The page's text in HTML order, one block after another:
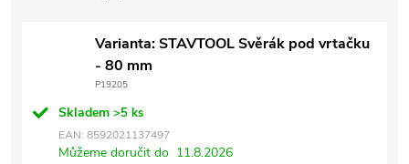
Varianta: STAVTOOL Svěrák pod vrtačku
- 80 mm
P19205
Skladem >5 ks
EAN: 8592021137497
Můžeme doručit do 11.8.2026